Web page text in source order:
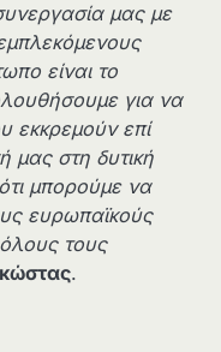
μας με
είναι το
για να
εκκρεμούν επί
μας στη δυτική
μπορούμε να
ευρωπαϊκούς
τους
.